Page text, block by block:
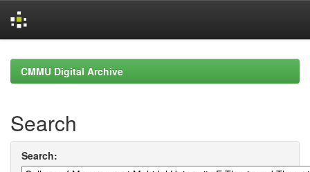
navigationCMMU Digital Archive
Search
Search: